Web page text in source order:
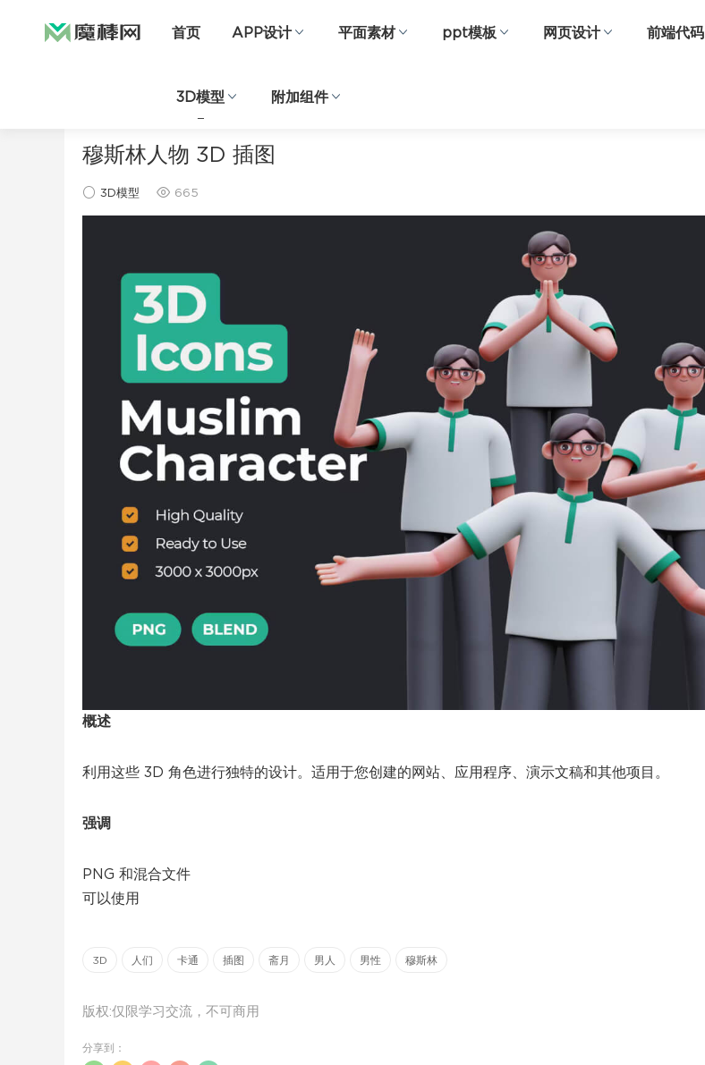
首页 APP设计 平面素材 ppt模板 网页设计 前端代码
3D模型 附加组件
3D模型 正文
穆斯林人物 3D 插图
3D模型 665
概述
利用这些 3D 角色进行独特的设计。适用于您创建的网站、应用程序、演示文稿和其他项目。
强调
PNG 和混合文件
可以使用
3D 人们 卡通 插图 斋月 男人 男性 穆斯林
版权:仅限学习交流，不可商用
分享到：